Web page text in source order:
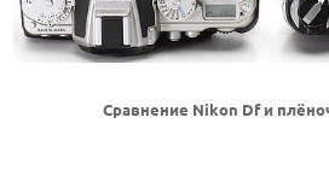
Сравнение Nikon Df и